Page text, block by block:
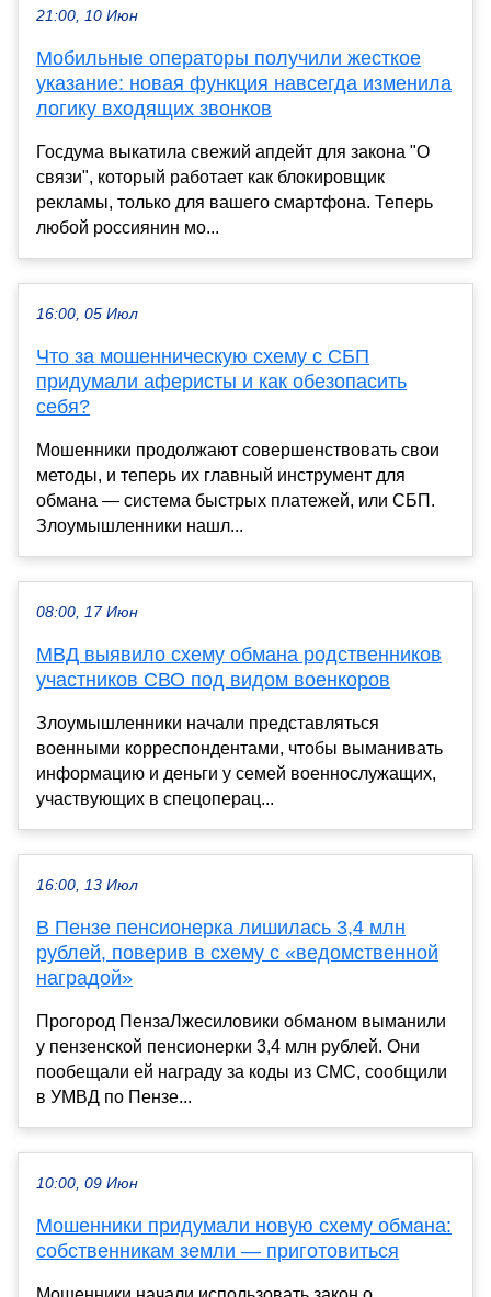
21:00, 10 Июн
Мобильные операторы получили жесткое
указание: новая функция навсегда изменила
логику входящих звонков
Госдума выкатила свежий апдейт для закона "О
связи", который работает как блокировщик
рекламы, только для вашего смартфона. Теперь
любой россиянин мо...
16:00, 05 Июл
Что за мошенническую схему с СБП
придумали аферисты и как обезопасить
себя?
Мошенники продолжают совершенствовать свои
методы, и теперь их главный инструмент для
обмана — система быстрых платежей, или СБП.
Злоумышленники нашл...
08:00, 17 Июн
МВД выявило схему обмана родственников
участников СВО под видом военкоров
Злоумышленники начали представляться
военными корреспондентами, чтобы выманивать
информацию и деньги у семей военнослужащих,
участвующих в спецоперац...
16:00, 13 Июл
В Пензе пенсионерка лишилась 3,4 млн
рублей, поверив в схему с «ведомственной
наградой»
Прогород ПензаЛжесиловики обманом выманили
у пензенской пенсионерки 3,4 млн рублей. Они
пообещали ей награду за коды из СМС, сообщили
в УМВД по Пензе...
10:00, 09 Июн
Мошенники придумали новую схему обмана:
собственникам земли — приготовиться